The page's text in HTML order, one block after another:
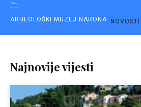
ARHEOLOŠKI MUZEJ NARONA NOVOSTI
Najnovije vijesti